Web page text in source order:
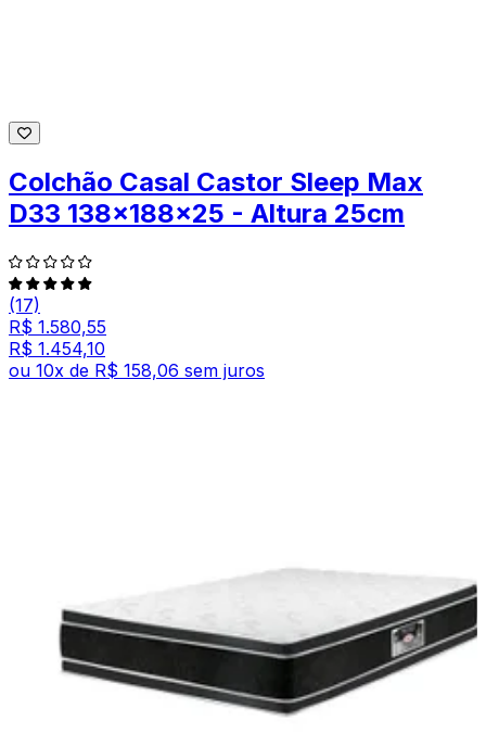
Colchão Casal Castor Sleep Max
D33 138x188x25 - Altura 25cm
(17)
R$ 1.580,55
R$ 1.454,10
ou 10x de R$ 158,06 sem juros